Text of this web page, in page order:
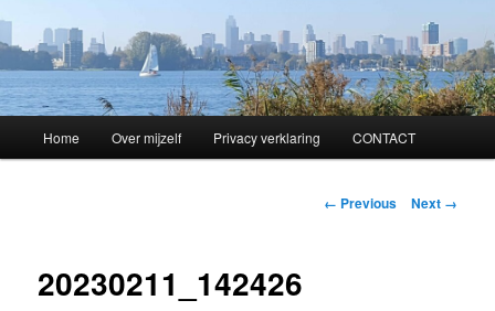
Skip
content
Home Over mijzelf Privacy verklaring CONTACT
Image
← Previous Next →
20230211_142426